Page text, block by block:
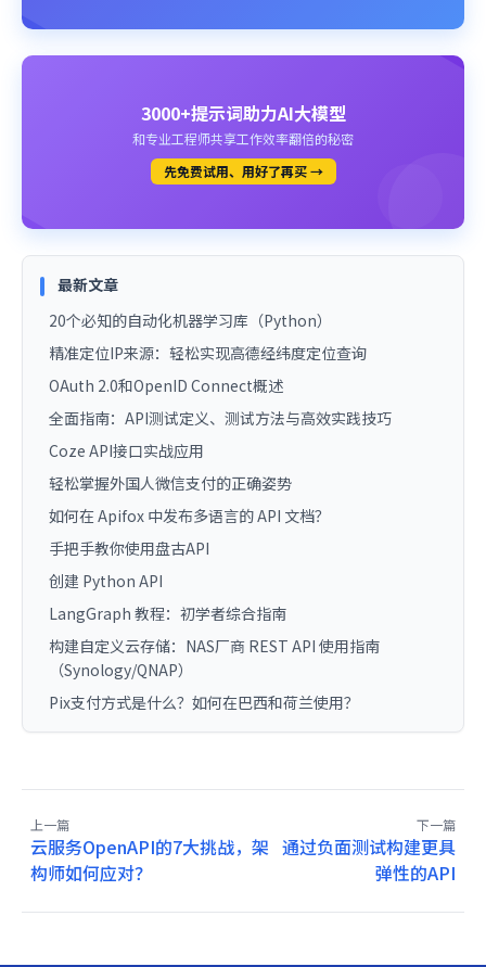
3000+提示词助力AI大模型
和专业工程师共享工作效率翻倍的秘密
先免费试用、用好了再买 →
最新文章
20个必知的自动化机器学习库（Python）
精准定位IP来源：轻松实现高德经纬度定位查询
OAuth 2.0和OpenID Connect概述
全面指南：API测试定义、测试方法与高效实践技巧
Coze API接口实战应用
轻松掌握外国人微信支付的正确姿势
如何在 Apifox 中发布多语言的 API 文档？
手把手教你使用盘古API
创建 Python API
LangGraph 教程：初学者综合指南
构建自定义云存储：NAS厂商 REST API 使用指南
（Synology/QNAP）
Pix支付方式是什么？如何在巴西和荷兰使用？
上一篇
云服务OpenAPI的7大挑战，架
构师如何应对？
下一篇
通过负面测试构建更具
弹性的API